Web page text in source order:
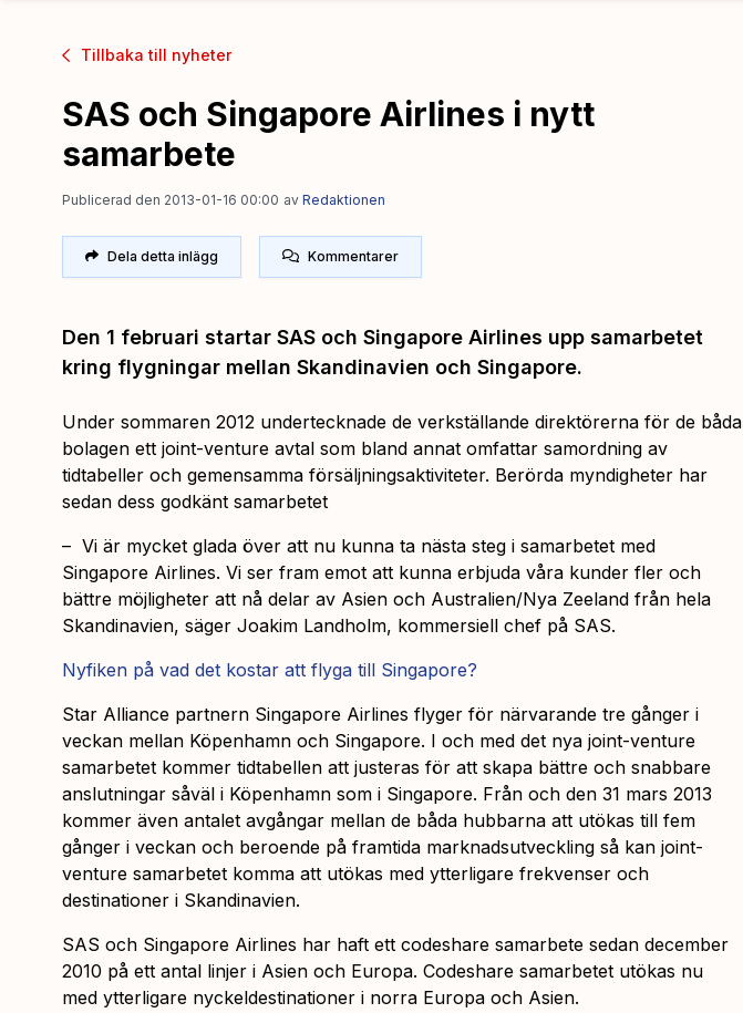
Tillbaka till nyheter
SAS och Singapore Airlines i nytt
samarbete
Publicerad den 2013-01-16 00:00 av Redaktionen
Dela detta inlägg Kommentarer
Den 1 februari startar SAS och Singapore Airlines upp samarbetet
kring flygningar mellan Skandinavien och Singapore.
Under sommaren 2012 undertecknade de verkställande direktörerna för de båda
bolagen ett joint-venture avtal som bland annat omfattar samordning av
tidtabeller och gemensamma försäljningsaktiviteter. Berörda myndigheter har
sedan dess godkänt samarbetet
– Vi är mycket glada över att nu kunna ta nästa steg i samarbetet med
Singapore Airlines. Vi ser fram emot att kunna erbjuda våra kunder fler och
bättre möjligheter att nå delar av Asien och Australien/Nya Zeeland från hela
Skandinavien, säger Joakim Landholm, kommersiell chef på SAS.
Nyfiken på vad det kostar att flyga till Singapore?
Star Alliance partnern Singapore Airlines flyger för närvarande tre gånger i
veckan mellan Köpenhamn och Singapore. I och med det nya joint-venture
samarbetet kommer tidtabellen att justeras för att skapa bättre och snabbare
anslutningar såväl i Köpenhamn som i Singapore. Från och den 31 mars 2013
kommer även antalet avgångar mellan de båda hubbarna att utökas till fem
gånger i veckan och beroende på framtida marknadsutveckling så kan joint-
venture samarbetet komma att utökas med ytterligare frekvenser och
destinationer i Skandinavien.
SAS och Singapore Airlines har haft ett codeshare samarbete sedan december
2010 på ett antal linjer i Asien och Europa. Codeshare samarbetet utökas nu
med ytterligare nyckeldestinationer i norra Europa och Asien.